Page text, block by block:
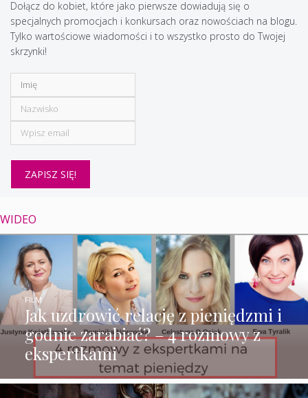
Dołącz do kobiet, które jako pierwsze dowiadują się o
specjalnych promocjach i konkursach oraz nowościach na blogu.
Tylko wartościowe wiadomości i to wszystko prosto do Twojej
skrzynki!
WIDEO
Jak uzdrowić relację z pieniędzmi i
godnie zarabiać? – 4 rozmowy z
ekspertkami
FILM